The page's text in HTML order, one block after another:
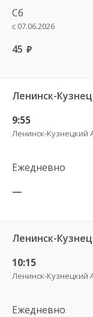
Сб
с 07.06.2026
45 руб.
Ленинск-
9:55
Ленинск-Кузнецкий
Ежедневно
—
Ленинск-
10:15
Ленинск-Кузнецкий
Ежедневно